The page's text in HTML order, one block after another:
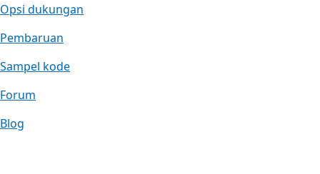
Opsi dukungan
Pembaruan
Sampel kode
Forum
Blog